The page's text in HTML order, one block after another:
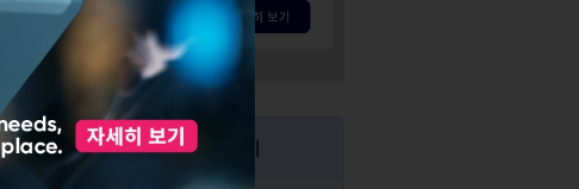
에디티지 인기 서비스 바로가기